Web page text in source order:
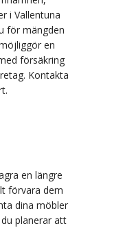
i Vallentuna
för mängden
en
försäkring
Kontakta
en längre
förvara dem
dina möbler
planerar att